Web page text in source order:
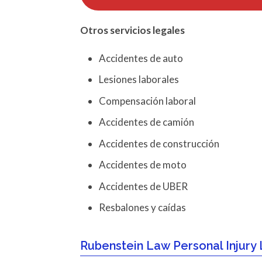
Otros servicioslegales
Accidentes de auto
Lesiones laborales
Compensación laboral
Accidentes de camión
Accidentes de construcción
Accidentes de moto
Accidentes de UBER
Resbalones y caídas
Rubenstein Law Personal Injury